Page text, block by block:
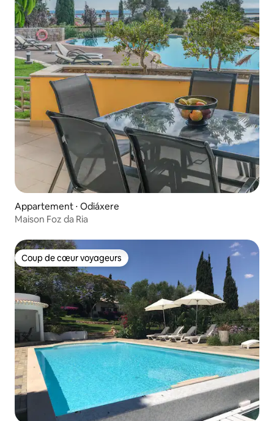
Appartement ⋅ Odiáxere
Maison Foz da Ria
Coup de cœur voyageurs
Coup de cœur voyageurs